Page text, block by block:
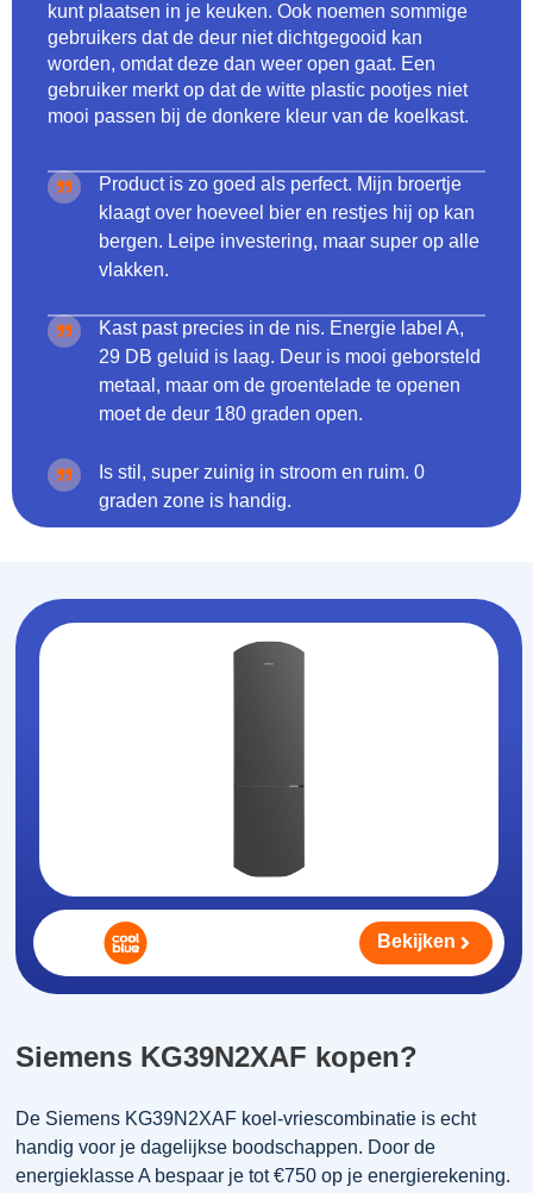
kunt plaatsen in je keuken. Ook noemen sommige
gebruikers dat de deur niet dichtgegooid kan
worden, omdat deze dan weer open gaat. Een
gebruiker merkt op dat de witte plastic pootjes niet
mooi passen bij de donkere kleur van de koelkast.
Product is zo goed als perfect. Mijn broertje
klaagt over hoeveel bier en restjes hij op kan
bergen. Leipe investering, maar super op alle
vlakken.
Kast past precies in de nis. Energie label A,
29 DB geluid is laag. Deur is mooi geborsteld
metaal, maar om de groentelade te openen
moet de deur 180 graden open.
Is stil, super zuinig in stroom en ruim. 0
graden zone is handig.
Siemens KG39N2XAF kopen?
De Siemens KG39N2XAF koel-vriescombinatie is echt
handig voor je dagelijkse boodschappen. Door de
energieklasse A bespaar je tot €750 op je energierekening.
Bekijken